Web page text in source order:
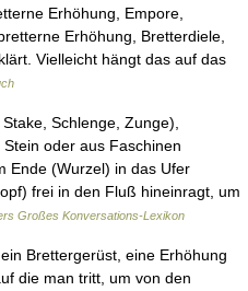
Erhöhung, Empore,
Erhöhung, Bretterdiele,
Vielleicht hängt das auf das
Schlenge, Zunge),
oder aus Faschinen
Ende (Wurzel) in das Ufer
frei in den Fluß hineinragt, um
Großes Konversations-Lexikon
Brettergerüst, eine Erhöhung
die man tritt, um von den